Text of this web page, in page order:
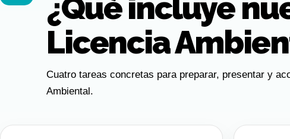
¿Qué incluye
Licencia
Cuatro tareas concretas para preparar, presentar y
Ambiental.